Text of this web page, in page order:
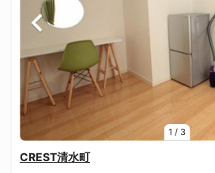
1 / 3
CREST清水町